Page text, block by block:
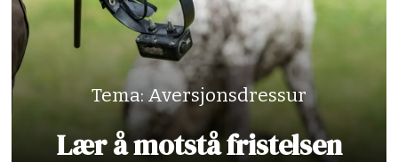
Tema: Aversjonsdressur
Lær å motstå fristelsen